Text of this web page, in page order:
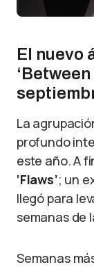
El nuevo
La
profundo
este año. A
‘Flaws’; un
llegó para
semanas de
Semanas